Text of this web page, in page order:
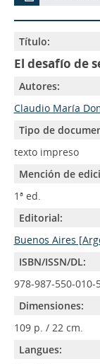
Título:
El desafío de
Autores:
Claudio María
Tipo de
texto impreso
Mención de
1ª ed.
Editorial:
Buenos Aires
ISBN/ISSN/DL:
978-987-550-010-
Dimensiones:
109 p. / 22 cm.
Langues: